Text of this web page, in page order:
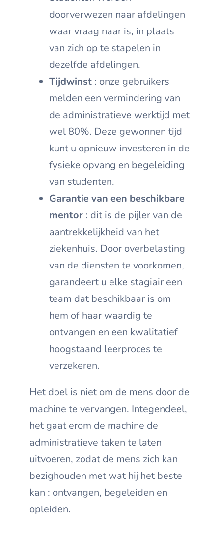
doorverwezen naar afdelingen
waar vraag naar is, in plaats
van zich op te stapelen in
dezelfde afdelingen.
Tijdwinst: onze gebruikers
melden een vermindering van
de administratieve werktijd met
wel 80%. Deze gewonnen tijd
kunt u opnieuw investeren in de
fysieke opvang en begeleiding
van studenten.
Garantie van een beschikbare
mentor: dit is de pijler van de
aantrekkelijkheid van het
ziekenhuis. Door overbelasting
van de diensten te voorkomen,
garandeert u elke stagiair een
team dat beschikbaar is om
hem of haar waardig te
ontvangen en een kwalitatief
hoogstaand leerproces te
verzekeren.
Het doel is niet om de mens door de
machine te vervangen. Integendeel,
het gaat erom de machine de
administratieve taken te laten
uitvoeren, zodat de mens zich kan
bezighouden met wat hij het beste
kan : ontvangen, begeleiden en
opleiden.